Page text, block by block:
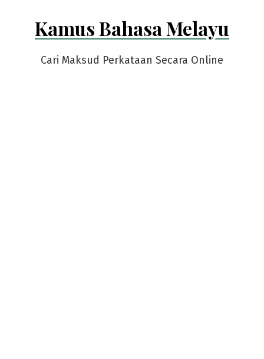
Kamus Bahasa Melayu
Cari Maksud Perkataan Secara Online